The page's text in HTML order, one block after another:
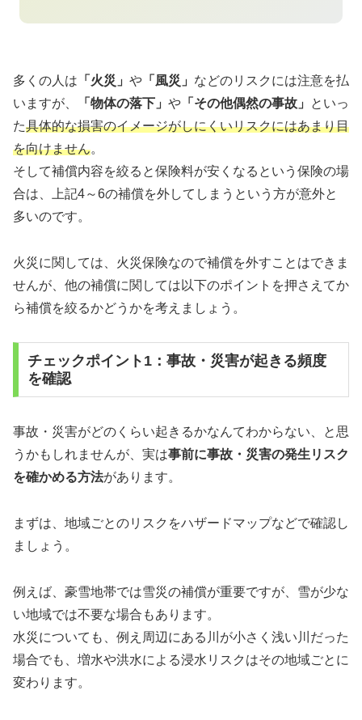
多くの人は 「火災」 や 「風災」 などのリスクには注意を払
いますが、
「物体の落下」 や 「その他偶然の事故」
といっ
た具体的な損害のイメージがしにくいリスクにはあまり目
を向けません。
そして補償内容を絞ると保険料が安くなるという保険の場
合は、上記4～6の補償を外してしまうという方が意外と
多いのです。
火災に関しては、火災保険なので補償を外すことはできま
せんが、他の補償に関しては以下のポイントを押さえてか
ら補償を絞るかどうかを考えましょう。
チェックポイント1：事故・災害が起きる頻度
を確認
事故・災害がどのくらい起きるかなんてわからない、と思
うかもしれませんが、実は事前に事故・災害の発生リスク
を確かめる方法があります。
まずは、地域ごとのリスクをハザードマップなどで確認し
ましょう。
例えば、豪雪地帯では雪災の補償が重要ですが、雪が少な
い地域では不要な場合もあります。
水災についても、例え周辺にある川が小さく浅い川だった
場合でも、増水や洪水による浸水リスクはその地域ごとに
変わります。